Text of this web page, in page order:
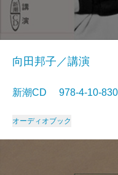
向田邦子／講演
新潮CD 978-4-10-
オーディオブック